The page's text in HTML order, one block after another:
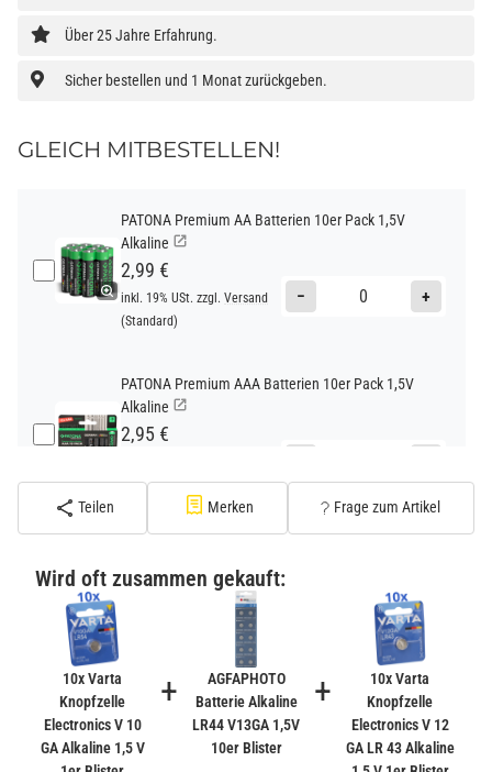
Über 25 Jahre Erfahrung.
Sicher bestellen und 1 Monat zurückgeben.
GLEICH MITBESTELLEN!
PATONA Premium AA Batterien 10er Pack 1,5V
Alkaline
2,99 €
inkl. 19% USt. zzgl. Versand
(Standard)
− +
PATONA Premium AAA Batterien 10er Pack 1,5V
Alkaline
2,95 €
(Standard)
Lithium
Versand
(Gefahrgut UN3090 Versand
gem. SV188 ADR)
+
Verbatim Cool'n'Go AirJet Handventilator 4000mAh
Grau Lila
Teilen Merken Frage zum Artikel
Wird oft zusammen gekauft:
10x Varta
Knopfzelle
Electronics V 10
GA Alkaline 1,5 V
+
AGFAPHOTO
Batterie Alkaline
LR44 V13GA 1,5V
10er Blister
+
10x Varta
Knopfzelle
Electronics V 12
GA LR 43 Alkaline